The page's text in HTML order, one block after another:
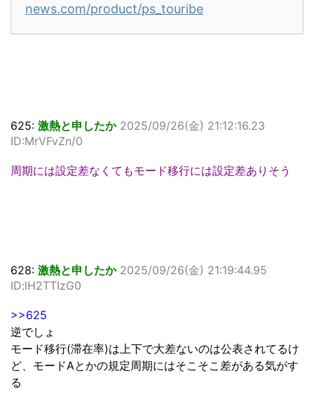
news.com/product/ps_touribe
625: 激熱と申したか 2025/09/26(金) 21:12:16.23
ID:MrVFvZn/0
周期には設定差なくてもモード移行には設定差ありそう
628: 激熱と申したか 2025/09/26(金) 21:19:44.95
ID:lH2TTIzG0
>>625
逆でしょ
モード移行(滞在率)は上下で大差ないのは公表されてるけ
ど、モードAとかの規定周期にはそこそこ差がある気がす
る